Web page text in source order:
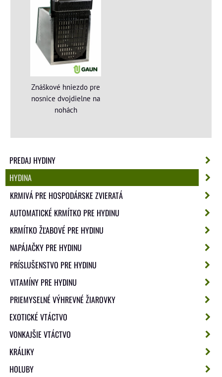
Znáškové hniezdo pre
nosnice dvojdielne na
nohách
PREDAJ HYDINY
HYDINA
KRMIVÁ PRE HOSPODÁRSKE ZVIERATÁ
AUTOMATICKÉ KRMÍTKO PRE HYDINU
KRMÍTKO ŽĽABOVÉ PRE HYDINU
NAPÁJAČKY PRE HYDINU
PRÍSLUŠENSTVO PRE HYDINU
VITAMÍNY PRE HYDINU
PRIEMYSELNÉ VÝHREVNÉ ŽIAROVKY
EXOTICKÉ VTÁCTVO
VONKAJŠIE VTÁCTVO
KRÁLIKY
HOLUBY